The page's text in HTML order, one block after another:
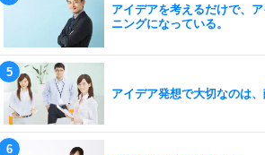
アイデアを考えるだけで、
ニングになっている。
アイデア発想で大切なのは、